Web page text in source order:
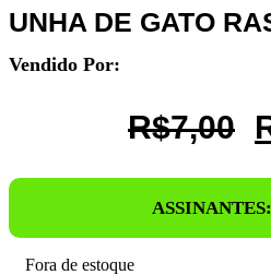
UNHA DE GATO
Vendido Por:
R$7,00
ASSINANTES:
Fora de estoque